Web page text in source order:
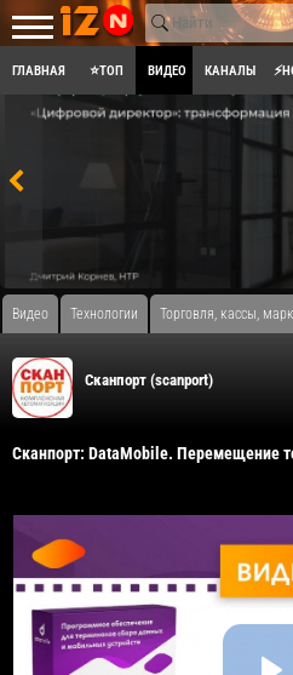
ГЛАВНАЯ ⭐ТОП ВИДЕО КАНАЛЫ
Видео Технологии Торговля, кассы,
Сканпорт (scanport)
Сканпорт: DataMobile. Перемещение